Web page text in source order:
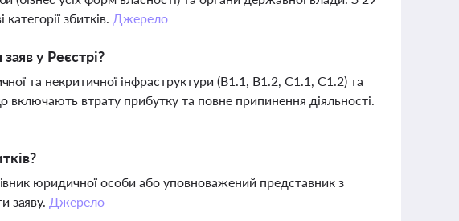
збитків. Джерело
у Реєстрі?
та некритичної інфраструктури (B1.1, B1.2, C1.1, C1.2) та
втрату прибутку та повне припинення діяльності.
юридичної особи або уповноважений представник з
заяву. Джерело